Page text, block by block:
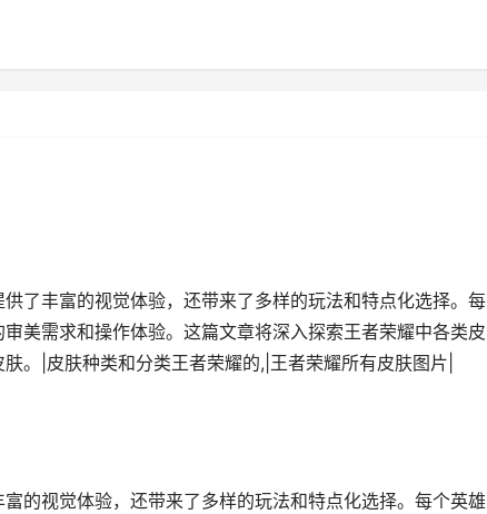
了丰富的视觉体验，还带来了多样的玩法和特点化选择。每
美需求和操作体验。这篇文章将深入探索王者荣耀中各类皮
。|皮肤种类和分类王者荣耀的,|王者荣耀所有皮肤图片|
的视觉体验，还带来了多样的玩法和特点化选择。每个英雄